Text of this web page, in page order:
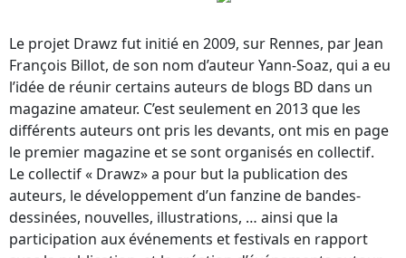
Le projet Drawz fut initié en 2009, sur Rennes, par Jean
François Billot, de son nom d’auteur Yann-Soaz, qui a eu
l’idée de réunir certains auteurs de blogs BD dans un
magazine amateur. C’est seulement en 2013 que les
différents auteurs ont pris les devants, ont mis en page
le premier magazine et se sont organisés en collectif.
Le collectif « Drawz» a pour but la publication des
auteurs, le développement d’un fanzine de bandes-
dessinées, nouvelles, illustrations, … ainsi que la
participation aux événements et festivals en rapport